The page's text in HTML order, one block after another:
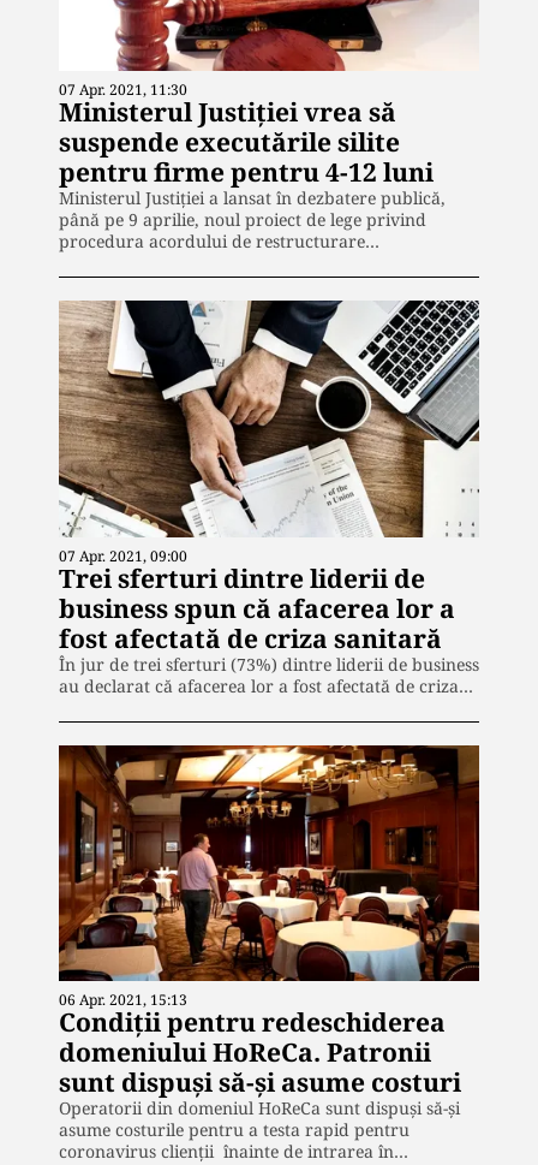
07 Apr. 2021, 11:30
Ministerul Justiției vrea să
suspende executările silite
pentru firme pentru 4-12 luni
Ministerul Justiției a lansat în dezbatere publică,
până pe 9 aprilie, noul proiect de lege privind
procedura acordului de restructurare…
07 Apr. 2021, 09:00
Trei sferturi dintre liderii de
business spun că afacerea lor a
fost afectată de criza sanitară
În jur de trei sferturi (73%) dintre liderii de business
au declarat că afacerea lor a fost afectată de criza…
06 Apr. 2021, 15:13
Condiții pentru redeschiderea
domeniului HoReCa. Patronii
sunt dispuși să-și asume costuri
Operatorii din domeniul HoReCa sunt dispuși să-și
asume costurile pentru a testa rapid pentru
coronavirus clienții înainte de intrarea în…